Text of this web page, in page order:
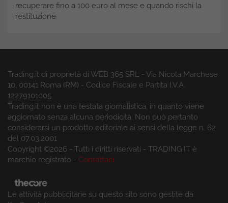
recuperare fino a 100 euro al mese e quando rischi la
restituzione
Trading.it di proprietà di WEB 365 SRL - Via Nicola Marchese
10, 00141 Roma (RM) - Codice Fiscale e Partita I.V.A.
12279101005
Trading.it non è una testata giornalistica, in quanto viene
aggiornato senza alcuna periodicità. Non può pertanto
considerarsi un prodotto editoriale ai sensi della legge n. 62
del 07.03.2001
Copyright ©2026 - Tutti i diritti riservati - TRADING.IT è
marchio registrato - Contattaci
Le attività pubblicitarie su questo sito sono gestite da